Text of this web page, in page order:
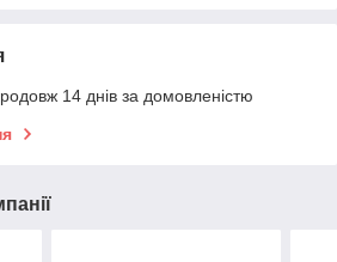
14 днів за домовленістю